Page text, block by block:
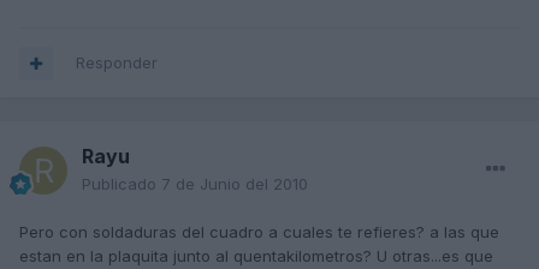
Responder
Rayu
Publicado 7 de Junio del 2010
Pero con soldaduras del cuadro a cuales te refieres? a las que
estan en la plaquita junto al quentakilometros? U otras...es que